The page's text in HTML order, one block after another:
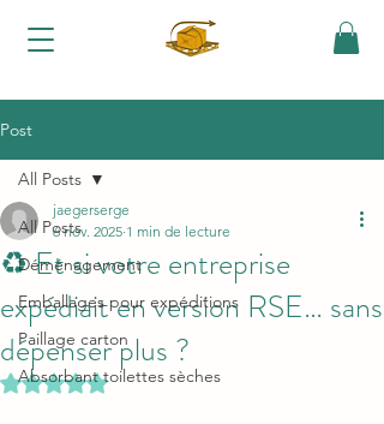
Post
All Posts
Déménagement
Emballages pour expéditions
Paillage carton
Absorbant toilettes sèches
All Posts
♻️ Et si votre entreprise
expédiait en version RSE… sans
dépenser plus ?
jaegerserge
6 nov. 2025 1 min de lecture
Noté NaN étoiles sur 5.